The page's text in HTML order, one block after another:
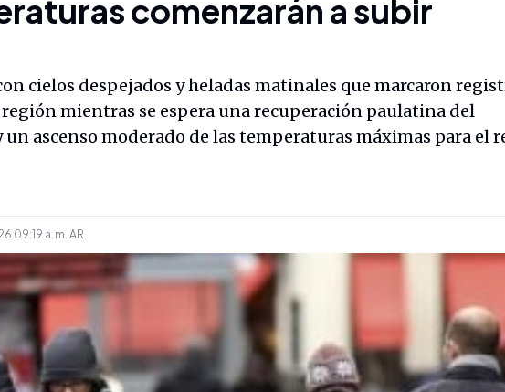
comenzarán a subir
cielos despejados y heladas matinales que marcaron
mientras se espera una recuperación paulatina del
ascenso moderado de las temperaturas máximas para el
09:19 a. m.AR